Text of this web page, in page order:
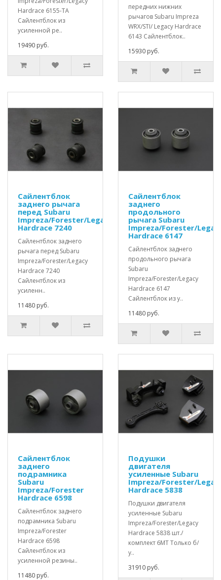
Hardrace 6155-TA
Сайлентблок из
усиленной ре..
19490 руб.
передних нижних
рычагов Subaru Impreza
WRX/STI/ Legacy Hardrace
6143 Сайлентблок..
15930 руб.
Сайлентблок
заднего рычага
перед Subaru
Impreza/Forester/Legacy
Hardrace 7240
Сайлентблок заднего
рычага перед Subaru
Impreza/Forester/Legacy
Hardrace 7240
Сайлентблок из
усиленн..
11480 руб.
Сайлентблок
заднего
продольного
рычага Subaru
Impreza/Forester/
Hardrace 6147
Сайлентблок заднего
продольного рычага
Subaru
Impreza/Forester/Legacy
Hardrace 6147
Сайлентблок из у..
11480 руб.
Сайлентблок
заднего
подрамника
Subaru
Impreza/Forester
Hardrace 6598
Сайлентблок заднего
подрамника Subaru
Impreza/Forester
Hardrace 6598
Сайлентблок из
усиленной резины..
11480 руб.
Подушки
двигателя
усиленные Subaru
Impreza/Forester/
Hardrace 5838
Подушки двигателя
усиленные Subaru
Impreza/Forester/Legacy
Hardrace 5838 шт./
комплект 6MT Только б/
у..
31910 руб.